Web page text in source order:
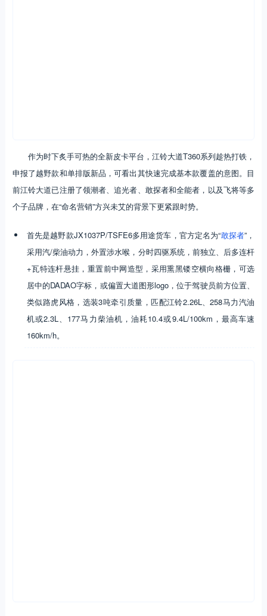
作为时下炙手可热的全新皮卡平台，江铃大道T360系列趁热打铁，
申报了越野款和单排版新品，可看出其快速完成基本款覆盖的意图。目
前江铃大道已注册了领潮者、追光者、敢探者和全能者，以及飞将等多
个子品牌，在“命名营销”方兴未艾的背景下更紧跟时势。
首先是越野款JX1037P/TSFE6多用途货车，官方定名为“敢探者”，
采用汽/柴油动力，外置涉水喉，分时四驱系统，前独立、后多连杆
+瓦特连杆悬挂，重置前中网造型，采用熏黑镂空横向格栅，可选
居中的DADAO字标，或偏置大道图形logo，位于驾驶员前方位置、
类似路虎风格，选装3吨牵引质量，匹配江铃2.26L、258马力汽油
机或2.3L、177马力柴油机，油耗10.4或9.4L/100km，最高车速
160km/h。